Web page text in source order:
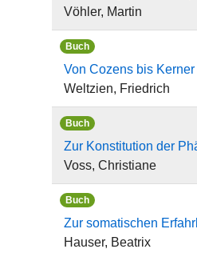
Vöhler, Martin
Buch
Von Cozens bis
Weltzien, Friedrich
Buch
Zur Konstitution der
Voss, Christiane
Buch
Zur somatischen
Hauser, Beatrix